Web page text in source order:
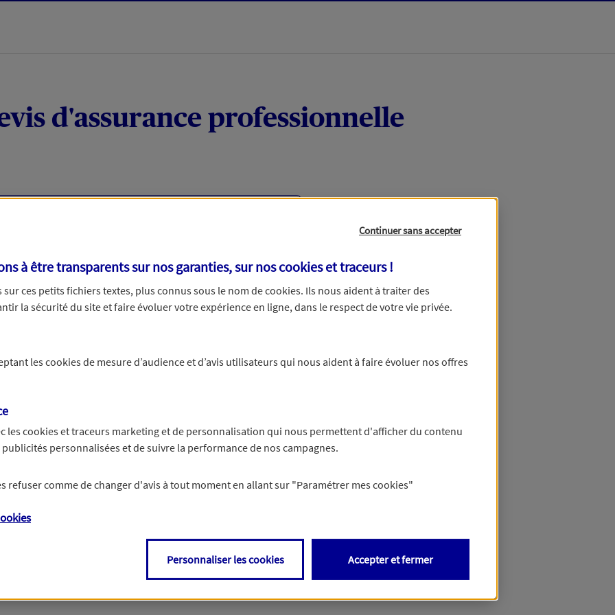
d'assurance professionnelle
fournisseur.
concernant votre entreprise. Un agent prendra le relai pour
adaptées à votre situation au meilleur prix
produits d'assurance professionnelle
Continuer sans accepter
à être transparents sur nos garanties, sur noscookies et traceurs!
ces petits fichiers textes, plus connus sous le nom decookies. Ils nous aident à traiter des
la sécurité du site et faire évoluer votre expérience en ligne, dans le respect de votre vie privée.
lescookiesde mesure d’audience et d’avis utilisateurs qui nous aident à faire évoluer nos offres
lescookies et traceurs marketing et de personnalisation qui nous permettent d'afficher du contenu
personnalisées et de suivre la performance de nos campagnes.
refuser comme de changer d'avis à tout moment en allant sur "Paramétrer mescookies"
Personnaliser les cookies Accepter et fermer